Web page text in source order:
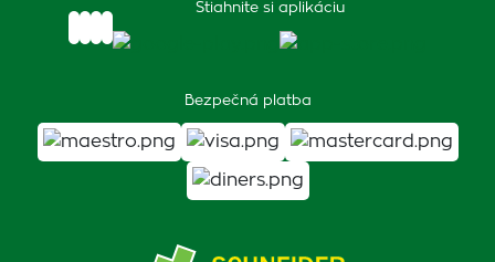
Stiahnite si aplikáciu
Bezpečná platba